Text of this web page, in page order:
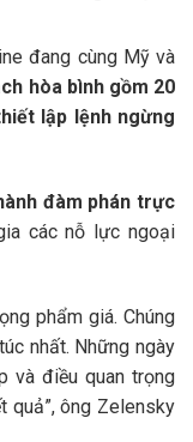
đang cùng Mỹ và
hòa bình gồm 20
lập lệnh ngừng
đàm phán trực
các nỗ lực ngoại
phẩm giá. Chúng
nhất. Những ngày
và điều quan trọng
quả”, ông Zelensky